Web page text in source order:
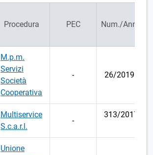
Procedura PEC Num./Anno
M.p.m.
Servizi
Società
Cooperativa
- 26/2019
Multiservice
S.c.a.r.l.
-
313/2017
Unione